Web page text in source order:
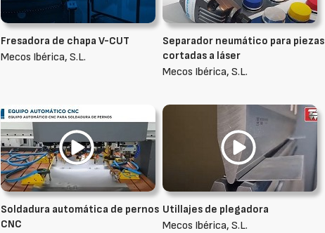
Fresadora de chapa V-CUT
Mecos Ibérica, S.L.
Separador neumático para piezas
cortadas a láser
Mecos Ibérica, S.L.
Soldadura automática de pernos
CNC
Utillajes de plegadora
Mecos Ibérica, S.L.